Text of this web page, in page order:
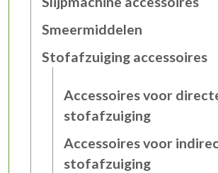
Smeermiddelen
Stofafzuiging accessoires
Accessoires voor
stofafzuiging
Accessoires voor
stofafzuiging